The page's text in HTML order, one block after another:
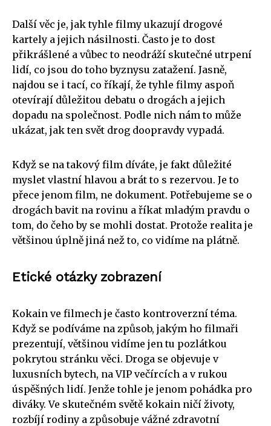
Další věc je, jak tyhle filmy ukazují drogové
kartely a jejich násilnosti. Často je to dost
přikrášlené a vůbec to neodráží skutečné utrpení
lidí, co jsou do toho byznysu zatažení. Jasně,
najdou se i tací, co říkají, že tyhle filmy aspoň
otevírají důležitou debatu o drogách a jejich
dopadu na společnost. Podle nich nám to může
ukázat, jak ten svět drog doopravdy vypadá.
Když se na takový film díváte, je fakt důležité
myslet vlastní hlavou a brát to s rezervou. Je to
přece jenom film, ne dokument. Potřebujeme se o
drogách bavit na rovinu a říkat mladým pravdu o
tom, do čeho by se mohli dostat. Protože realita je
většinou úplně jiná než to, co vidíme na plátně.
Etické otázky zobrazení
Kokain ve filmech je často kontroverzní téma.
Když se podíváme na způsob, jakým ho filmaři
prezentují, většinou vidíme jen tu pozlátkou
pokrytou stránku věci. Droga se objevuje v
luxusních bytech, na VIP večírcích a v rukou
úspěšných lidí. Jenže tohle je jenom pohádka pro
diváky. Ve skutečném světě kokain ničí životy,
rozbíjí rodiny a způsobuje vážné zdravotní